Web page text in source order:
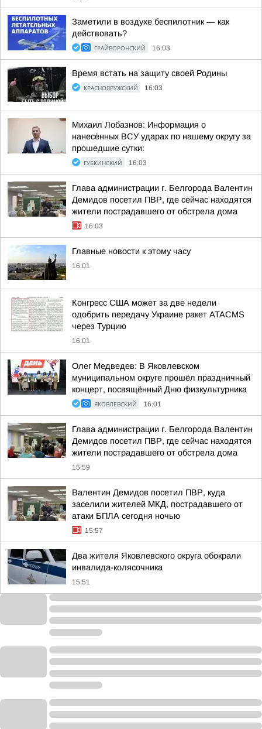
Заметили в воздухе беспилотник — как
действовать?
ГРАЙВОРОНСКИЙ 16:03
Время встать на защиту своей Родины
КРАСНОЯРУЖСКИЙ 16:03
Михаил Лобазнов: Информация о
нанесённых ВСУ ударах по нашему округу за
прошедшие сутки:
ГУБКИНСКИЙ 16:03
Глава администрации г. Белгорода Валентин
Демидов посетил ПВР, где сейчас находятся
жители пострадавшего от обстрела дома
16:03
Главные новости к этому часу
16:01
Конгресс США может за две недели
одобрить передачу Украине ракет ATACMS
через Турцию
16:01
Олег Медведев: В Яковлевском
муниципальном округе прошёл праздничный
концерт, посвящённый Дню физкультурника
ЯКОВЛЕВСКИЙ 16:01
Глава администрации г. Белгорода Валентин
Демидов посетил ПВР, где сейчас находятся
жители пострадавшего от обстрела дома
15:59
Валентин Демидов посетил ПВР, куда
заселили жителей МКД, пострадавшего от
атаки БПЛА сегодня ночью
15:57
Два жителя Яковлевского округа обокрали
инвалида-колясочника
15:51